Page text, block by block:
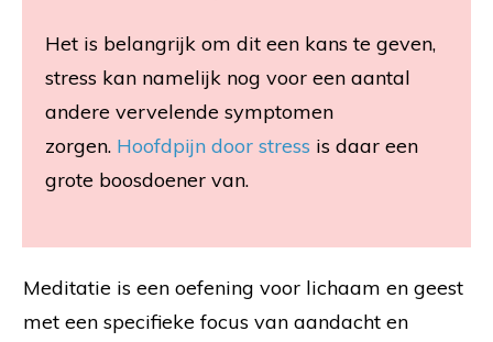
Het is belangrijk om dit een kans te geven,
stress kan namelijk nog voor een aantal
andere vervelende symptomen
zorgen. Hoofdpijn door stress is daar een
grote boosdoener van.
Meditatie is een oefening voor lichaam en geest
met een specifieke focus van aandacht en